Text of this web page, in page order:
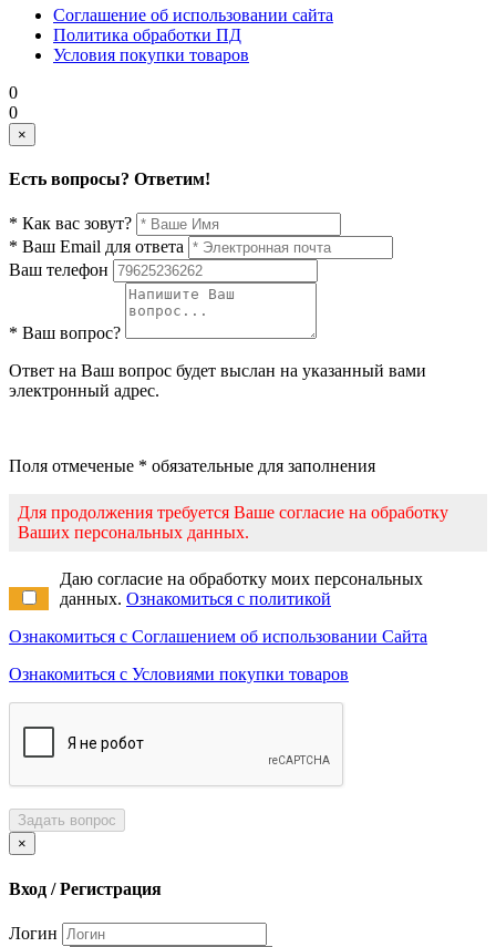
Соглашение об использовании сайта
Политика обработки ПД
Условия покупки товаров
0
0
×
Есть вопросы? Ответим!
* Как вас зовут?
* Ваш Email для ответа
Ваш телефон
* Ваш вопрос?
Ответ на Ваш вопрос будет выслан на указанный вами
электронный адрес.
Поля отмеченые * обязательные для заполнения
Для продолжения требуется Ваше согласие на обработку
Ваших персональных данных.
Даю согласие на обработку моих персональных
данных. Ознакомиться с политикой
Ознакомиться с Соглашением об использовании Сайта
Ознакомиться с Условиями покупки товаров
Задать вопрос
×
Вход / Регистрация
Логин